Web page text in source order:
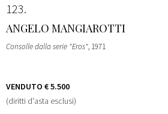
123
ANGELO MANGIAROTTI
Consolle dalla serie "Eros", 1971
VENDUTO € 5.500
(diritti d'asta esclusi)